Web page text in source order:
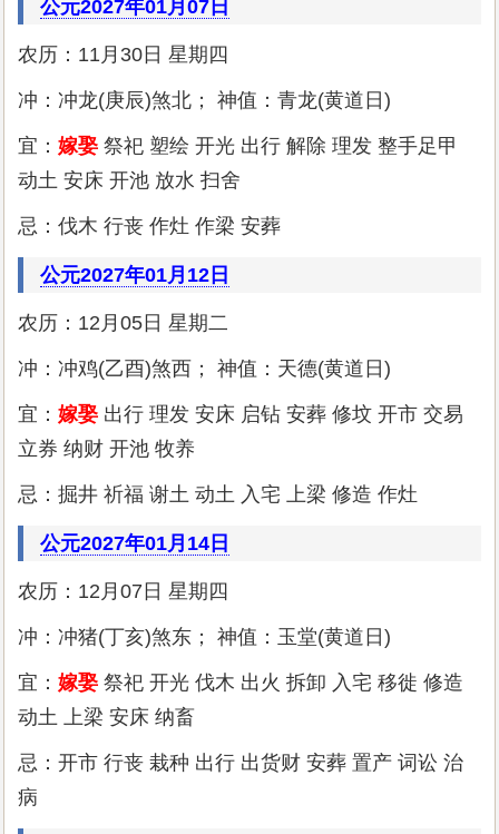
公元2027年01月07日
农历：11月30日 星期四
冲：冲龙(庚辰)煞北； 神值：青龙(黄道日)
宜： 嫁娶 祭祀 塑绘 开光 出行 解除 理发 整手足甲
动土 安床 开池 放水 扫舍
忌：伐木 行丧 作灶 作梁 安葬
公元2027年01月12日
农历：12月05日 星期二
冲：冲鸡(乙酉)煞西； 神值：天德(黄道日)
宜： 嫁娶 出行 理发 安床 启钻 安葬 修坟 开市 交易
立券 纳财 开池 牧养
忌：掘井 祈福 谢土 动土 入宅 上梁 修造 作灶
公元2027年01月14日
农历：12月07日 星期四
冲：冲猪(丁亥)煞东； 神值：玉堂(黄道日)
宜： 嫁娶 祭祀 开光 伐木 出火 拆卸 入宅 移徙 修造
动土 上梁 安床 纳畜
忌：开市 行丧 栽种 出行 出货财 安葬 置产 词讼 治
病